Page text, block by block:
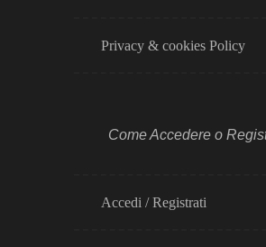
Privacy & cookies Policy​
Come Accedere o
Accedi / Registrati